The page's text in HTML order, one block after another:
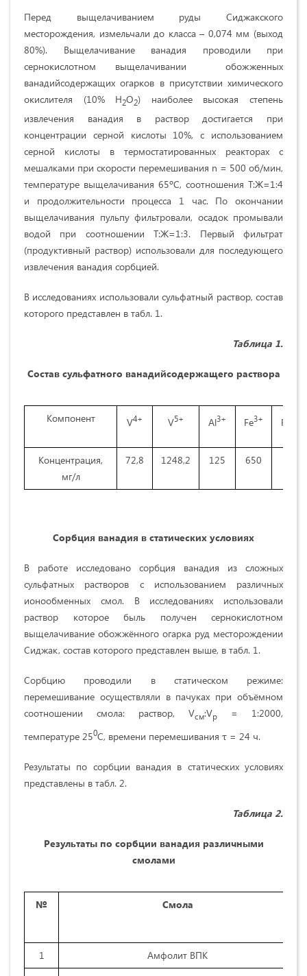
Перед выщелачиванием руды Сиджакского
месторождения, измельчали до класса – 0,074 мм (выход
80%). Выщелачивание ванадия проводили при
сернокислотном выщелачивании обожженных
ванадийсодержащих огарков в присутствии химического
окислителя (10% Н2О2) наиболее высокая степень
извлечения ванадия в раствор достигается при
концентрации серной кислоты 10%, с использованием
серной кислоты в термостатированных реакторах с
мешалками при скорости перемешивания n = 500 об/мин,
температуре выщелачивания 65ºС, соотношения Т:Ж=1:4
и продолжительности процесса 1 час. По окончании
выщелачивания пульпу фильтровали, осадок промывали
водой при соотношении Т:Ж=1:3. Первый фильтрат
(продуктивный раствор) использовали для последующего
извлечения ванадия сорбцией.
В исследованиях использовали сульфатный раствор, состав
которого представлен в табл. 1.
Таблица 1.
Состав сульфатного ванадийсодержащего раствора
Компонент V4+ V5+ Al3+ Fe3+ Fe
Концентрация,
мг/л
72,8 1248,2 125 650
Сорбция ванадия в статических условиях
В работе исследовано сорбция ванадия из сложных
сульфатных растворов с использованием различных
ионообменных смол. В исследованиях использовали
раствор которое быль получен сернокислотном
выщелачивание обожжённого огарка руд месторождении
Сиджак, состав которого представлен выше, в табл. 1.
Сорбцию проводили в статическом режиме:
перемешивание осуществляли в пачуках при объёмном
соотношении смола: раствор, Vсм:Vр = 1:2000,
температуре 250С, времени перемешивания τ = 24 ч.
Результаты по сорбции ванадия в статических условиях
представлены в табл. 2.
Таблица 2.
Результаты по сорбции ванадия различными
смолами
№ Смола
1
Амфолит ВПК